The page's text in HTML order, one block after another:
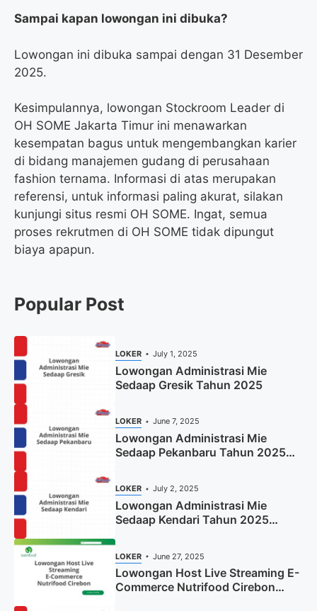
Sampai kapan lowongan ini dibuka?
Lowongan ini dibuka sampai dengan 31 Desember
2025.
Kesimpulannya, lowongan Stockroom Leader di
OH SOME Jakarta Timur ini menawarkan
kesempatan bagus untuk mengembangkan karier
di bidang manajemen gudang di perusahaan
fashion ternama. Informasi di atas merupakan
referensi, untuk informasi paling akurat, silakan
kunjungi situs resmi OH SOME. Ingat, semua
proses rekrutmen di OH SOME tidak dipungut
biaya apapun.
Popular Post
LOKER July 1, 2025
Lowongan Administrasi Mie
Sedaap Gresik Tahun 2025
LOKER June 7, 2025
Lowongan Administrasi Mie
Sedaap Pekanbaru Tahun 2025
LOKER July 2, 2025
Lowongan Administrasi Mie
Sedaap Kendari Tahun 2025
LOKER June 27, 2025
Lowongan Host Live Streaming E-
Commerce Nutrifood Cirebon